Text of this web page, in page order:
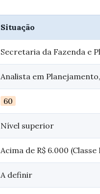
Situação
Secretaria da Fazenda e
Analista em
60
Nível superior
Acima de R$ 6.000 (Classe
A definir